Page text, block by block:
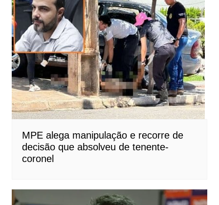
MPE alega manipulação e recorre de
decisão que absolveu de tenente-
coronel